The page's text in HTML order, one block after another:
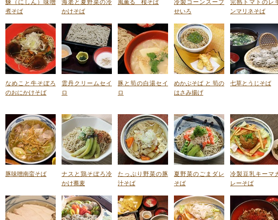
鰊（にしん）味噌
煮そば
海老と夏野菜の冷
かけそば
風薫る 桜そば
冷製コーンスープ
せいろ
完熟トマトのレ
ンマリネそば
なめこと牛そぼろ
のおにかけそば
雲丹クリームセイ
ロ
豚と筍の白湯セイ
ロ
めかぶそば と 筍の
はさみ揚げ
七草とうじそば
豚味噌南蛮そば
ナスと鶏そぼろ冷
かけ蕎麦
たっぷり野菜の豚
汁そば
夏野菜のごまダレ
そば
冷製豆乳キーマ
レーそば